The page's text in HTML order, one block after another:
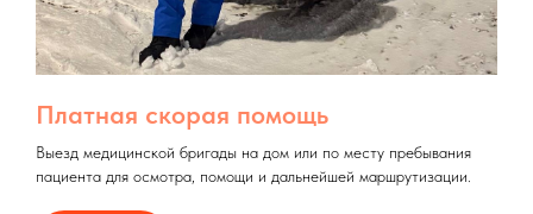
Платная скорая помощь
Выезд медицинской бригады на дом или по месту пребывания
пациента для осмотра, помощи и дальнейшей маршрутизации.